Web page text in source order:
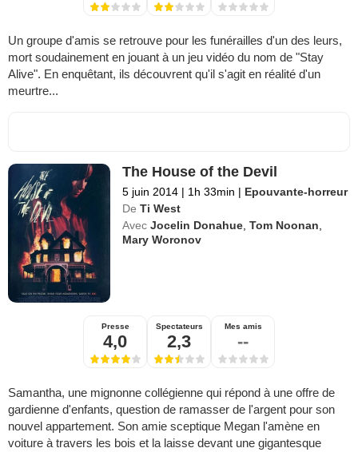
Un groupe d'amis se retrouve pour les funérailles d'un des leurs,
mort soudainement en jouant à un jeu vidéo du nom de "Stay
Alive". En enquêtant, ils découvrent qu'il s'agit en réalité d'un
meurtre...
The House of the Devil
5 juin 2014 | 1h 33min | Epouvante-horreur
De Ti West
Avec Jocelin Donahue ,Tom Noonan
Mary Woronov
Presse
4,0
Spectateurs
2,3
Mes amis
--
Samantha, une mignonne collégienne qui répond à une offre de
gardienne d'enfants, question de ramasser de l'argent pour son
nouvel appartement. Son amie sceptique Megan l'amène en
voiture à travers les bois et la laisse devant une gigantesque